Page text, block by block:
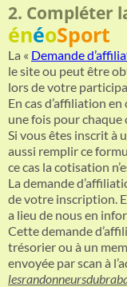
2. Compléter
énéoSport
La « Demande
le site ou peut être
lors de votre
En cas d’affiliation
une fois pour
Si vous êtes inscrit à
aussi remplir ce
ce cas la cotisation
La demande
de votre inscription.
a lieu de nous en
Cette demande
trésorier ou à un
envoyée par scan à